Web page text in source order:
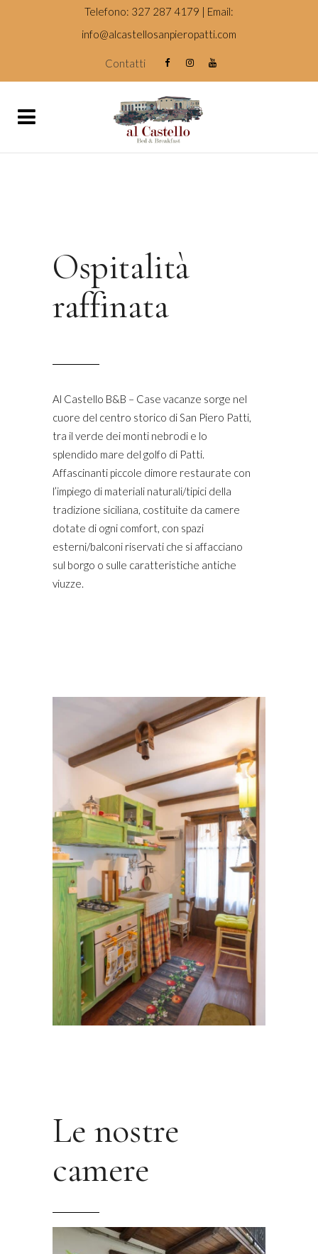
Telefono: 327 287 4179 | Email:
info@alcastellosanpieropatti.com
Contatti
Ospitalità
raffinata
Al Castello B&B – Case vacanze sorge nel
cuore del centro storico di San Piero Patti,
tra il verde dei monti nebrodi e lo
splendido mare del golfo di Patti.
Affascinanti piccole dimore restaurate con
l’impiego di materiali naturali/tipici della
tradizione siciliana, costituite da camere
dotate di ogni comfort, con spazi
esterni/balconi riservati che si affacciano
sul borgo o sulle caratteristiche antiche
viuzze.
Le nostre
camere